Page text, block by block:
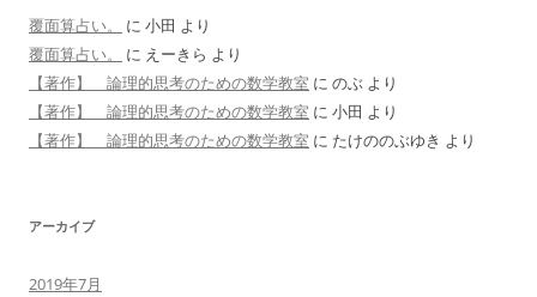
覆面算占い。 に 小田 より
覆面算占い。
に えーきら より
【著作】 論理的思考のための数学教室 に のぶ より
【著作】 論理的思考のための数学教室 に 小田 より
【著作】 論理的思考のための数学教室 に たけののぶゆき より
アーカイブ
2019年7月